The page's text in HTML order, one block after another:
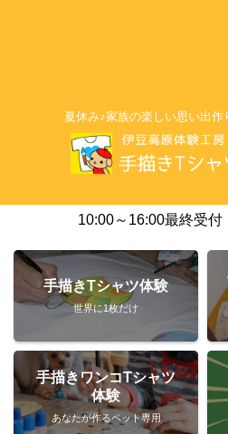
夏休み♪家族の楽しい思い出作
10:00～16:00最終受
手描きTシャツ体験
世界に1枚だけ
手描きワンコTシャツ
体験
あなたが作るペット専用